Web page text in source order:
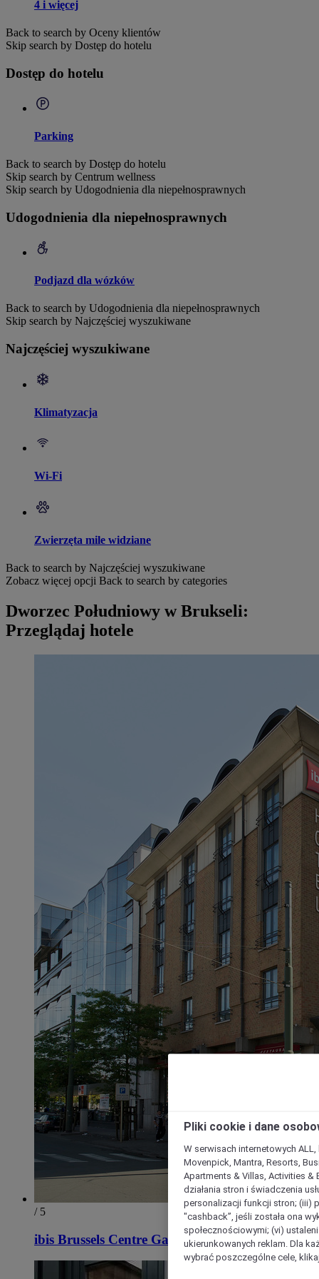
4 i więcej
Back to search by Oceny klientów
Skip search by Dostęp do hotelu
Dostęp do hotelu
Parking
Back to search by Dostęp do hotelu
Skip search by Centrum wellness
Skip search by Udogodnienia dla niepełnosprawnych
Udogodnienia dla niepełnosprawnych
Podjazd dla wózków
Back to search by Udogodnienia dla niepełnosprawnych
Skip search by Najczęściej wyszukiwane
Najczęściej wyszukiwane
Klimatyzacja
Wi-Fi
Zwierzęta mile widziane
Back to search by Najczęściej wyszukiwane
Zobacz więcej opcji Back to search by categories
Dworzec Południowy w Brukseli:
Przeglądaj hotele
/ 5
ibis Brussels Centre Gare Midi
Pliki cookie i dane
W serwisach internetowych
Movenpick, Mantra, Resorts,
Apartments & Villas, Activities &
działania stron i świadczenia
personalizacji funkcji stron; (iii)
"cashback”, jeśli została ona
społecznościowymi; (vi)
ukierunkowanych reklam. Dla
wybrać poszczególne cele,